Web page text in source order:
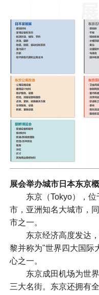
展会举办城市日本东京概
东京（Tokyo），位
市，亚洲知名大城市，
市之一。
东京经济高度发达，
黎并称为"世界四大国际
心之一。
东京成田机场为世界
三大名街。东京还拥有